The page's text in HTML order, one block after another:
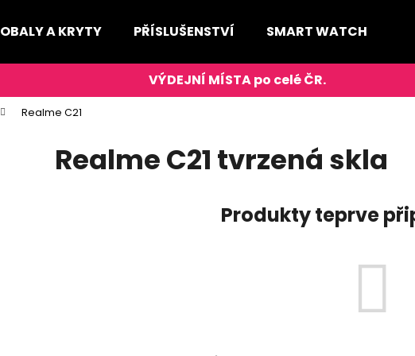
OBALY A KRYTY PŘÍSLUŠENSTVÍ SMART WATCH
Realme C21
Realme C21 tvrzená skla
Produkty teprve
Co potřebujete najít?
HLEDAT
Doporučujeme